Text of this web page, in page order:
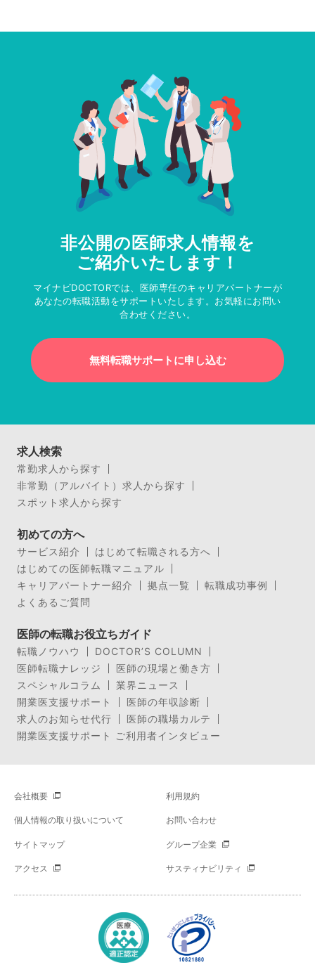
非公開の医師求人情報を
ご紹介いたします！
マイナビDOCTORでは、医師専任のキャリアパートナーが
あなたの転職活動をサポートいたします。お気軽にお問い
合わせください。
無料転職サポートに申し込む
求人検索
常勤求人から探す
非常勤（アルバイト）求人から探す
スポット求人から探す
初めての方へ
サービス紹介
はじめて転職される方へ
はじめての医師転職マニュアル
キャリアパートナー紹介
拠点一覧
転職成功事例
よくあるご質問
医師の転職お役立ちガイド
転職ノウハウ
DOCTOR’S COLUMN
医師転職ナレッジ
医師の現場と働き方
スペシャルコラム
業界ニュース
開業医支援サポート
医師の年収診断
求人のお知らせ代行
医師の職場カルテ
開業医支援サポート ご利用者インタビュー
会社概要 利用規約
個人情報の取り扱いについて お問い合わせ
サイトマップ グループ企業
アクセス サスティナビリティ